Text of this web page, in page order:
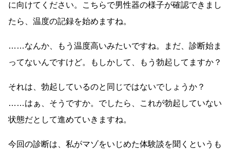
に向けてください。こちらで男性器の様子が確認できまし
たら、温度の記録を始めますね。
……なんか、もう温度高いみたいですね。まだ、診断始ま
ってないんですけど。もしかして、もう勃起してますか？
それは、勃起しているのと同じではないでしょうか？
……はぁ、そうですか。でしたら、これが勃起していない
状態だとして進めていきますね。
今回の診断は、私がマゾをいじめた体験談を聞くというも